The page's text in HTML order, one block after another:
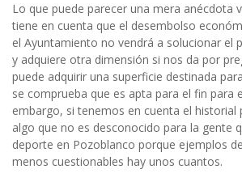
Lo que puede parecer una mera anécdota
tiene en cuenta que el desembolso
el Ayuntamiento no vendrá a solucionar el
y adquiere otra dimensión si nos da por
puede adquirir una superficie destinada
se comprueba que es apta para el fin para
embargo, si tenemos en cuenta el historial
algo que no es desconocido para la gente
deporte en Pozoblanco porque ejemplos
menos cuestionables hay unos cuantos.